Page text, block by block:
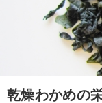
乾燥わかめの